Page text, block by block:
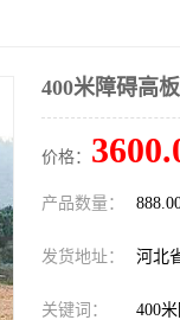
400米障碍高
价格：
产品数量：
发货地址： 河北
关键词： 400